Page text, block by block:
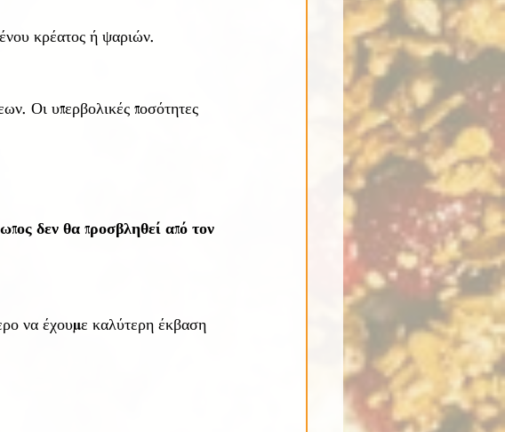
κρέατος ή ψαριών.
Οι υπερβολικές ποσότητες
δεν θα προσβληθεί από τον
να έχουμε καλύτερη έκβαση